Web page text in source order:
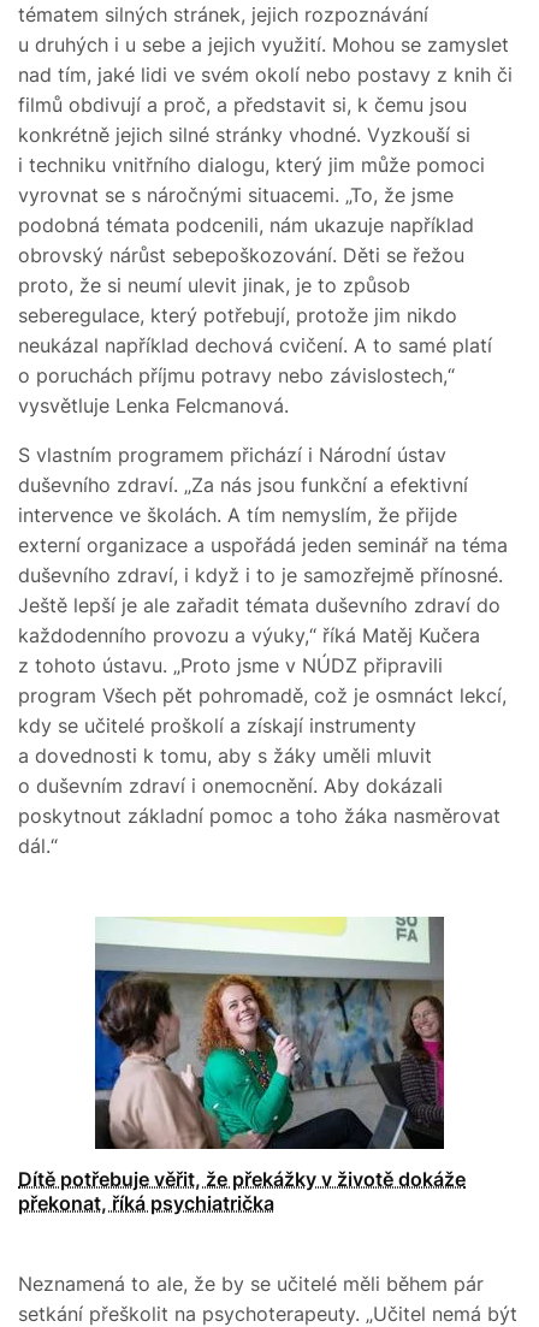
tématem silných stránek, jejich rozpoznávání
u druhých i u sebe a jejich využití. Mohou se zamyslet
nad tím, jaké lidi ve svém okolí nebo postavy z knih či
filmů obdivují a proč, a představit si, k čemu jsou
konkrétně jejich silné stránky vhodné. Vyzkouší si
i techniku vnitřního dialogu, který jim může pomoci
vyrovnat se s náročnými situacemi. „To, že jsme
podobná témata podcenili, nám ukazuje například
obrovský nárůst sebepoškozování. Děti se řežou
proto, že si neumí ulevit jinak, je to způsob
seberegulace, který potřebují, protože jim nikdo
neukázal například dechová cvičení. A to samé platí
o poruchách příjmu potravy nebo závislostech,“
vysvětluje Lenka Felcmanová.
S vlastním programem přichází i Národní ústav
duševního zdraví. „Za nás jsou funkční a efektivní
intervence ve školách. A tím nemyslím, že přijde
externí organizace a uspořádá jeden seminář na téma
duševního zdraví, i když i to je samozřejmě přínosné.
Ještě lepší je ale zařadit témata duševního zdraví do
každodenního provozu a výuky,“ říká Matěj Kučera
z tohoto ústavu. „Proto jsme v NÚDZ připravili
program Všech pět pohromadě, což je osmnáct lekcí,
kdy se učitelé proškolí a získají instrumenty
a dovednosti k tomu, aby s žáky uměli mluvit
o duševním zdraví i onemocnění. Aby dokázali
poskytnout základní pomoc a toho žáka nasměrovat
dál.“
Dítě potřebuje věřit, že překážky v životě dokáže
překonat, říká psychiatrička
Neznamená to ale, že by se učitelé měli během pár
setkání přeškolit na psychoterapeuty. „Učitel nemá být